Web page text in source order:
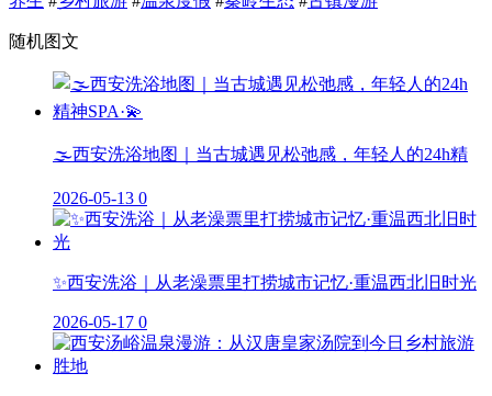
随机图文
🌫️西安洗浴地图｜当古城遇见松弛感，年轻人的24h精
2026-05-13 0
✨西安洗浴｜从老澡票里打捞城市记忆·重温西北旧时光
2026-05-17 0